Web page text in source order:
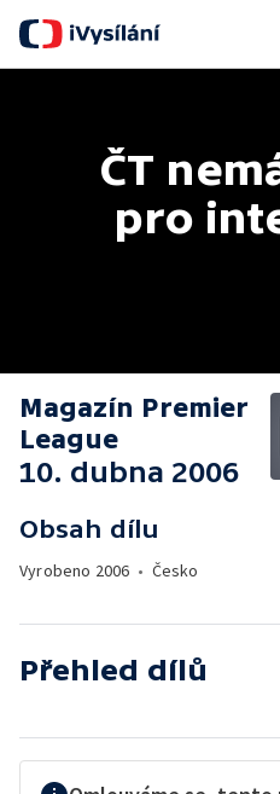
ČT
pro
Magazín Premier
League
10. dubna 2006
Obsah dílu
Vyrobeno 2006 • Česko
Přehled dílů